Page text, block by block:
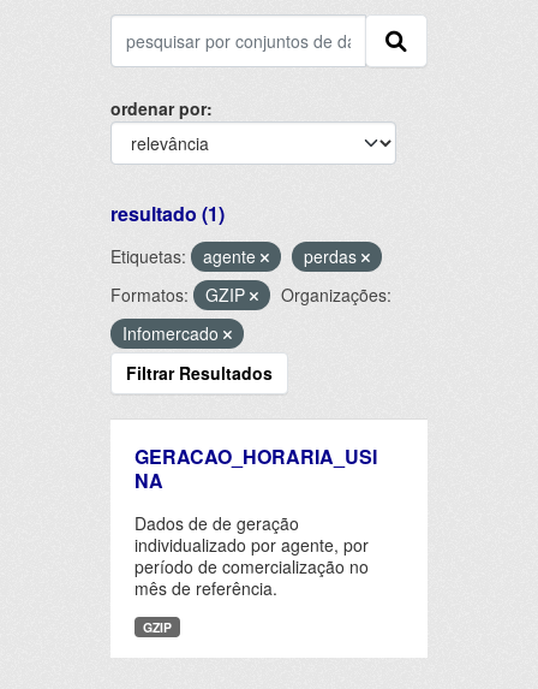
ordenar por
resultado (1)
Etiquetas: agente
perdas
Formatos:
GZIP
Organizações:
Infomercado
Filtrar Resultados
GERACAO_HORARIA_USI
NA
Dados de de geração
individualizado por agente, por
período de comercialização no
mês de referência.
GZIP